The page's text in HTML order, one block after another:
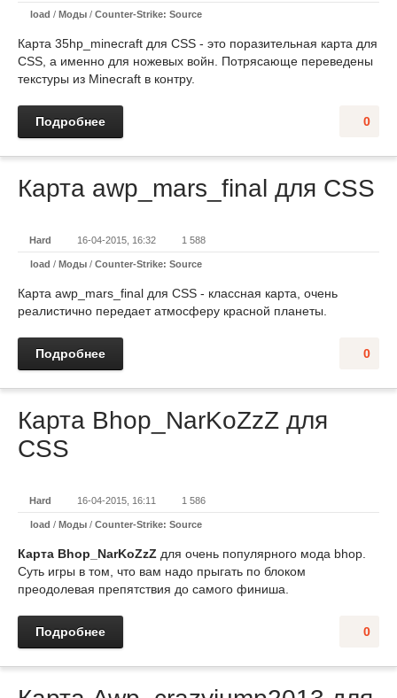
load / Моды / Counter-Strike: Source
Карта 35hp_minecraft для CSS - это поразительная карта для
CSS, а именно для ножевых войн. Потрясающе переведены
текстуры из Minecraft в контру.
0
Подробнее
Карта awp_mars_final для CSS
Hard 16-04-2015, 16:32 1 588
load / Моды / Counter-Strike: Source
Карта awp_mars_final для CSS - классная карта, очень
реалистично передает атмосферу красной планеты.
0
Подробнее
Карта Bhop_NarKoZzZ для
CSS
Hard 16-04-2015, 16:11 1 586
load / Моды / Counter-Strike: Source
Карта Bhop_NarKoZzZ для очень популярного мода bhop.
Суть игры в том, что вам надо прыгать по блоком
преодолевая препятствия до самого финиша.
0
Подробнее